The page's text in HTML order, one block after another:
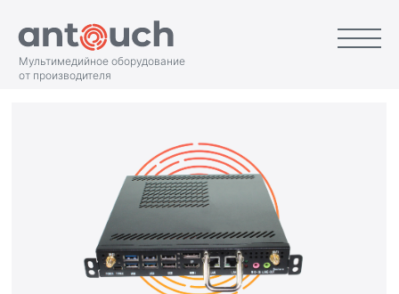
Мультимедийное оборудование
от производителя